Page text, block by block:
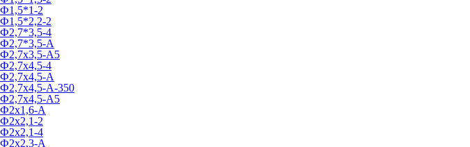
Ф1,5*1-2
Ф1,5*2,2-2
Ф2,7*3,5-4
Ф2,7*3,5-А
Ф2,7х3,5-А5
Ф2,7х4,5-4
Ф2,7х4,5-А
Ф2,7х4,5-А-350
Ф2,7х4,5-А5
Ф2х1,6-А
Ф2х2,1-2
Ф2х2,1-4
Ф2х2,3-А